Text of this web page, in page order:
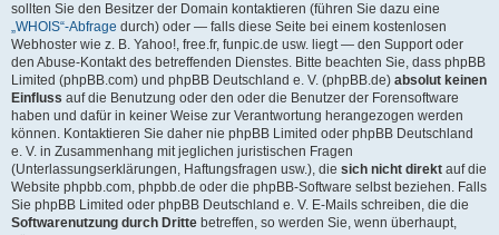
sollten Sie den Besitzer der Domain kontaktieren (führen Sie dazu eine
„WHOIS“-Abfrage durch) oder — falls diese Seite bei einem kostenlosen
Webhoster wie z. B. Yahoo!, free.fr, funpic.de usw. liegt — den Support oder
den Abuse-Kontakt des betreffenden Dienstes. Bitte beachten Sie, dass phpBB
Limited (phpBB.com) und phpBB Deutschland e. V. (phpBB.de) absolut keinen
Einfluss auf die Benutzung oder den oder die Benutzer der Forensoftware
haben und dafür in keiner Weise zur Verantwortung herangezogen werden
können. Kontaktieren Sie daher nie phpBB Limited oder phpBB Deutschland
e. V. in Zusammenhang mit jeglichen juristischen Fragen
(Unterlassungserklärungen, Haftungsfragen usw.), die sich nicht direkt auf die
Website phpbb.com, phpbb.de oder die phpBB-Software selbst beziehen. Falls
Sie phpBB Limited oder phpBB Deutschland e. V. E-Mails schreiben, die die
Softwarenutzung durch Dritte betreffen, so werden Sie, wenn überhaupt,